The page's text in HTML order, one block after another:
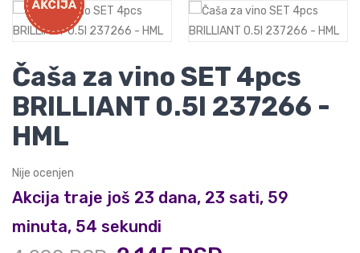
Čaša za vino SET 4pcs
BRILLIANT 0.5l 237266 -
HML
Nije ocenjen
Akcija traje još 23 dana, 23 sati, 59
minuta, 54 sekundi